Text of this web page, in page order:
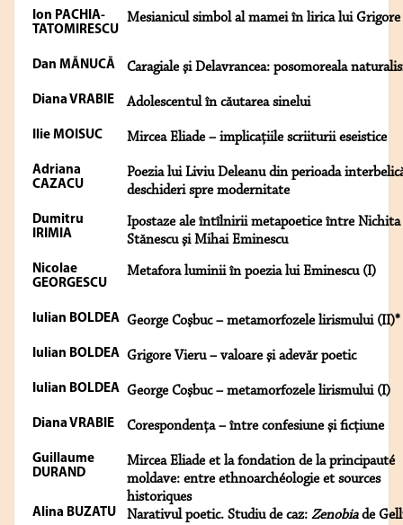
Ion PACHIA-
TATOMIRESCU
Mesianicul simbol al mamei în lirica lui
Dan MĂNUCĂ Caragiale şi Delavrancea: posomoreala
Diana VRABIE Adolescentul în căutarea sinelui
Ilie MOISUC Mircea Eliade – implicaţiile scriiturii eseistice
Adriana
CAZACU
Poezia lui Liviu Deleanu din perioada
deschideri spre modernitate
Dumitru
IRIMIA
Ipostaze ale întîlnirii metapoetice între Nichita
Stănescu şi Mihai Eminescu
Nicolae
GEORGESCU
Metafora luminii în poezia lui Eminescu (I)
Iulian BOLDEA George Coşbuc – metamorfozele lirismului (II)*
Iulian BOLDEA Grigore Vieru – valoare şi adevăr poetic
Iulian BOLDEA George Coşbuc – metamorfozele lirismului (I)
Diana VRABIE Corespondenţa – între confesiune şi ficţiune
Guillaume
DURAND
Mircea Eliade et la fondation de la principauté
moldave: entre ethnoarchéologie et sources
historiques
Alina BUZATU Narativul poetic. Studiu de caz: Zenobiade